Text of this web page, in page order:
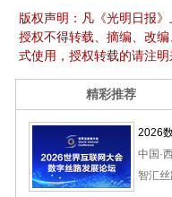
版权声明：凡《光明日报
授权不得转载、摘编、改
式使用，授权转载的请注明